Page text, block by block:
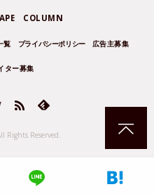
COLUMN
覧 プライバシーポリシー 広告主募集
ター募集
Rights Reserved.